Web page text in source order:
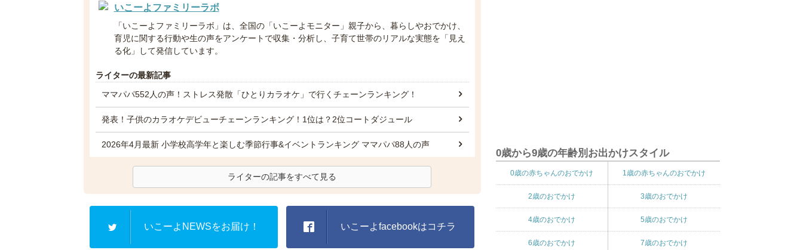
いこーよファミリーラボ
「いこーよファミリーラボ」は、全国の「いこーよモニター」親子から、暮らしやおでかけ、
育児に関する行動や生の声をアンケートで収集・分析し、子育て世帯のリアルな実態を「見え
る化」して発信しています。
ライターの最新記事
ママパパ552人の声！ストレス発散「ひとりカラオケ」で行くチェーンランキング！
発表！子供のカラオケデビューチェーンランキング！1位は？2位コートダジュール
2026年4月最新 小学校高学年と楽しむ季節行事&イベントランキング ママパパ88人の声
ライターの記事をすべて見る
いこーよNEWSをお届け！ いこーよfacebookはコチラ
0歳から9歳の年齢別お出かけスタイル
0歳の赤ちゃんのおでかけ 1歳の赤ちゃんのおでかけ
2歳のおでかけ 3歳のおでかけ
4歳のおでかけ 5歳のおでかけ
6歳のおでかけ 7歳のおでかけ